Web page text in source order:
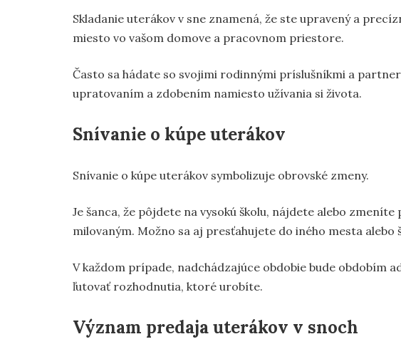
Skladanie uterákov v sne znamená, že ste upravený a
miesto vo vašom domove a pracovnom priestore.
Často sa hádate so svojimi rodinnými príslušníkmi a
upratovaním a zdobením namiesto užívania si života.
Snívanie o kúpe uterákov
Snívanie o kúpe uterákov symbolizuje obrovské zmeny.
Je šanca, že pôjdete na vysokú školu, nájdete alebo
milovaným. Možno sa aj presťahujete do iného mesta alebo
V každom prípade, nadchádzajúce obdobie bude obdobím
ľutovať rozhodnutia, ktoré urobíte.
Význam predaja uterákov v snoch